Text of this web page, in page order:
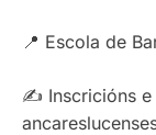
📍 Escola de
✍️ Inscricións e